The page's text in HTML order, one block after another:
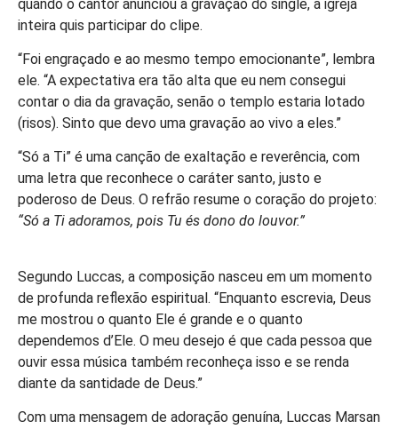
quando o cantor anunciou a gravação do single, a igreja
inteira quis participar do clipe.
“Foi engraçado e ao mesmo tempo emocionante”, lembra
ele. “A expectativa era tão alta que eu nem consegui
contar o dia da gravação, senão o templo estaria lotado
(risos). Sinto que devo uma gravação ao vivo a eles.”
“Só a Ti” é uma canção de exaltação e reverência, com
uma letra que reconhece o caráter santo, justo e
poderoso de Deus. O refrão resume o coração do projeto:
“Só a Ti adoramos, pois Tu és dono do louvor.”
Segundo Luccas, a composição nasceu em um momento
de profunda reflexão espiritual. “Enquanto escrevia, Deus
me mostrou o quanto Ele é grande e o quanto
dependemos d’Ele. O meu desejo é que cada pessoa que
ouvir essa música também reconheça isso e se renda
diante da santidade de Deus.”
Com uma mensagem de adoração genuína, Luccas Marsan